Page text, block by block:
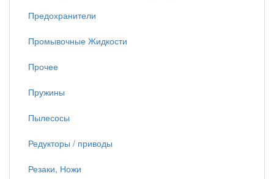
Предохранители
Промывочные Жидкости
Прочее
Пружины
Пылесосы
Редукторы / приводы
Резаки, Ножи